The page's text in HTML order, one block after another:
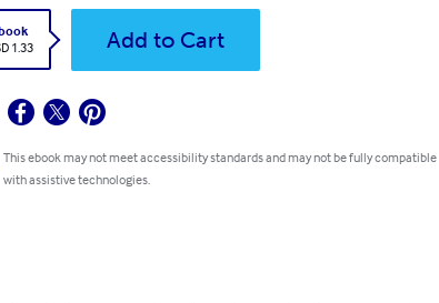
1.33
Add to Cart
This ebook may not meet accessibility standards and may not be fully compatible
with assistive technologies.